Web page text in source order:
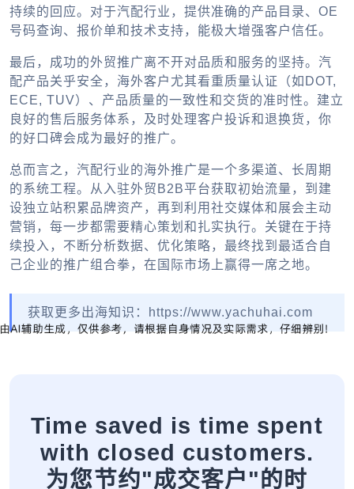
持续的回应。对于汽配行业，提供准确的产品目录、OE
号码查询、报价单和技术支持，能极大增强客户信任。
最后，成功的外贸推广离不开对品质和服务的坚持。汽
配产品关乎安全，海外客户尤其看重质量认证（如DOT,
ECE, TUV）、产品质量的一致性和交货的准时性。建立
良好的售后服务体系，及时处理客户投诉和退换货，你
的好口碑会成为最好的推广。
总而言之，汽配行业的海外推广是一个多渠道、长周期
的系统工程。从入驻外贸B2B平台获取初始流量，到建
设独立站积累品牌资产，再到利用社交媒体和展会主动
营销，每一步都需要精心策划和扎实执行。关键在于持
续投入，不断分析数据、优化策略，最终找到最适合自
己企业的推广组合拳，在国际市场上赢得一席之地。
获取更多出海知识：https://www.yachuhai.com
Time saved is time spent
with closed customers.
为您节约"成交客户"的时